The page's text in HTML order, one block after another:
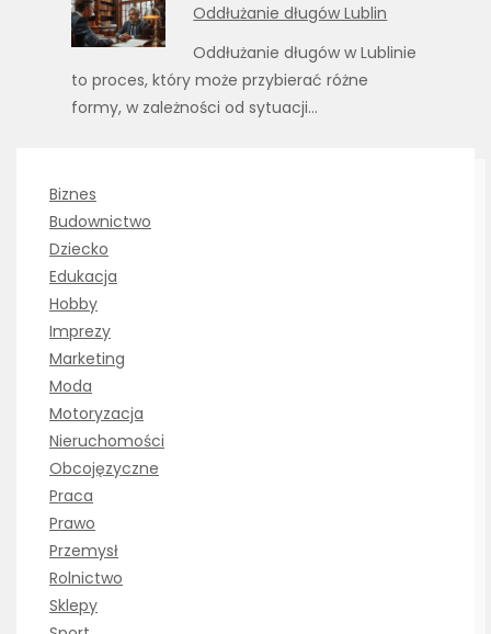
Oddłużanie długów Lublin
Oddłużanie długów w Lublinie
to proces, który może przybierać różne
formy, w zależności od sytuacji…
Biznes
Budownictwo
Dziecko
Edukacja
Hobby
Imprezy
Marketing
Moda
Motoryzacja
Nieruchomości
Obcojęzyczne
Praca
Prawo
Przemysł
Rolnictwo
Sklepy